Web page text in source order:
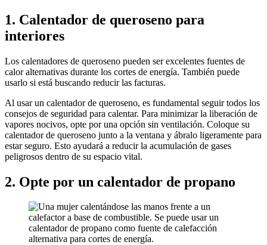
1. Calentador de queroseno para
interiores
Los calentadores de queroseno pueden ser excelentes fuentes de
calor alternativas durante los cortes de energía. También puede
usarlo si está buscando reducir las facturas.
Al usar un calentador de queroseno, es fundamental seguir todos los
consejos de seguridad para calentar. Para minimizar la liberación de
vapores nocivos, opte por una opción sin ventilación. Coloque su
calentador de queroseno junto a la ventana y ábralo ligeramente para
estar seguro. Esto ayudará a reducir la acumulación de gases
peligrosos dentro de su espacio vital.
2. Opte por un calentador de propano